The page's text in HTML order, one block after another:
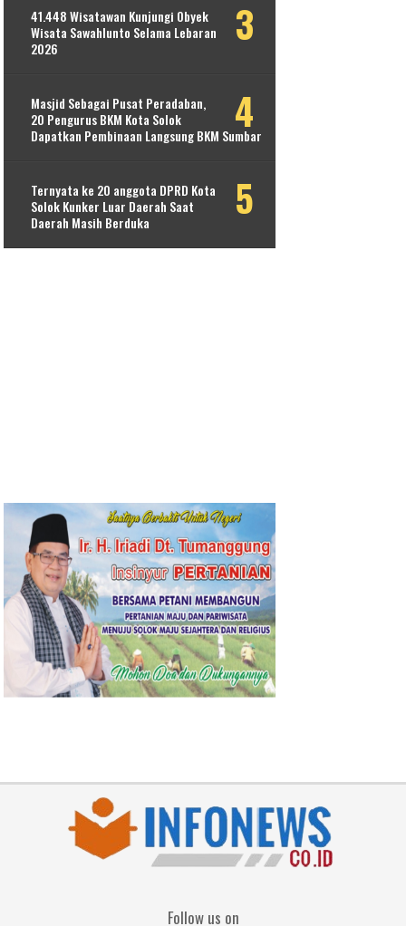
41.448 Wisatawan Kunjungi Obyek
Wisata Sawahlunto Selama Lebaran
2026
Masjid Sebagai Pusat Peradaban,
20 Pengurus BKM Kota Solok
Dapatkan Pembinaan Langsung BKM Sumbar
Ternyata ke 20 anggota DPRD Kota
Solok Kunker Luar Daerah Saat
Daerah Masih Berduka
Follow us on